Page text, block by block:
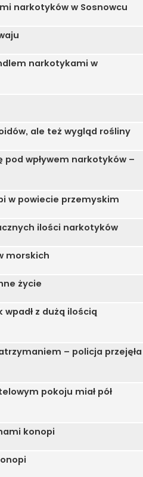
narkotyków w Sosnowcu
narkotykami w
ale też wygląd rośliny
pod wpływem narkotyków –
w powiecie przemyskim
ilości narkotyków
morskich
życie
z dużą ilością
– policja przejęła
pokoju miał pół
konopi